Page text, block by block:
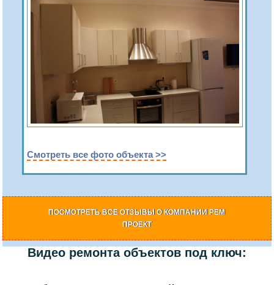
Смотреть все фото объекта >>
ПОСМОТРЕТЬ ВСЕ ОТЗЫВЫ О КОМПАНИИ РЕМ
ПРОЕКТ
Видео ремонта объектов под ключ: